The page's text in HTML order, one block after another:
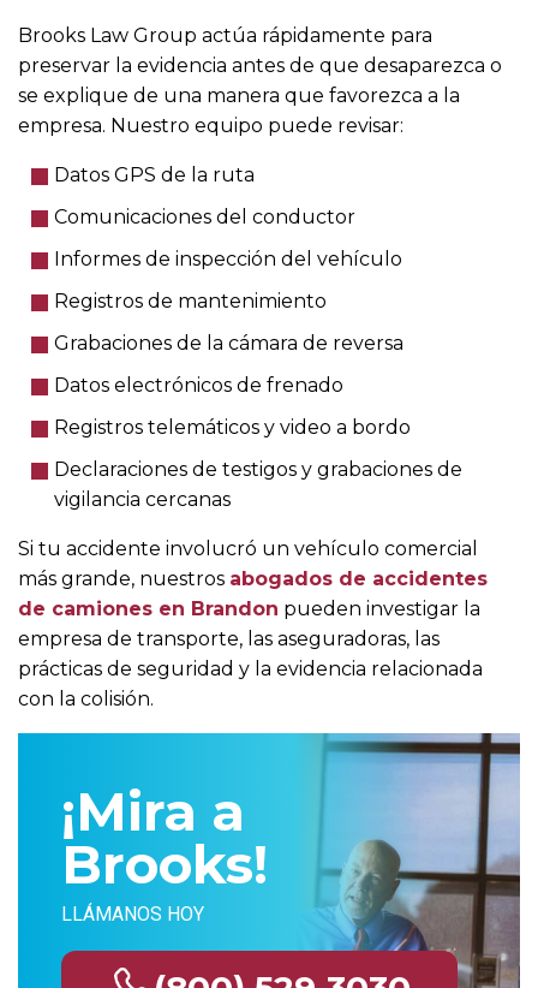
Brooks Law Group actúa rápidamente para
preservar la evidencia antes de que desaparezca o
se explique de una manera que favorezca a la
empresa. Nuestro equipo puede revisar:
Datos GPS de la ruta
Comunicaciones del conductor
Informes de inspección del vehículo
Registros de mantenimiento
Grabaciones de la cámara de reversa
Datos electrónicos de frenado
Registros telemáticos y video a bordo
Declaraciones de testigos y grabaciones de
vigilancia cercanas
Si tu accidente involucró un vehículo comercial
más grande, nuestros abogados de accidentes
de camiones en Brandon pueden investigar la
empresa de transporte, las aseguradoras, las
prácticas de seguridad y la evidencia relacionada
con la colisión.
¡Mira a
Brooks!
LLÁMANOS HOY